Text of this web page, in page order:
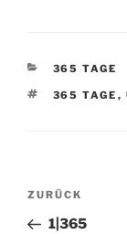
365 TAGE
365 TAGE ,
Vorheriger
Beitrag
ZURÜCK
1|365